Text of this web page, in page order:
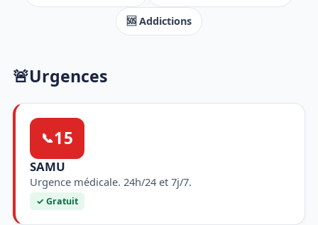
🆘 Addictions
🚨Urgences
📞15
SAMU
Urgence médicale. 24h/24 et 7j/7.
✓ Gratuit